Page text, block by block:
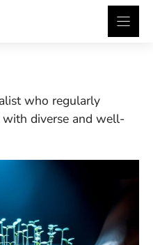
who regularly
diverse and well-